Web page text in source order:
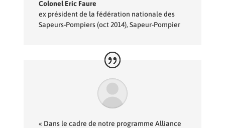
Colonel Eric Faure
ex président de la fédération nationale des
Sapeurs-Pompiers (oct 2014), Sapeur-Pompier
« Dans le cadre de notre programme Alliance